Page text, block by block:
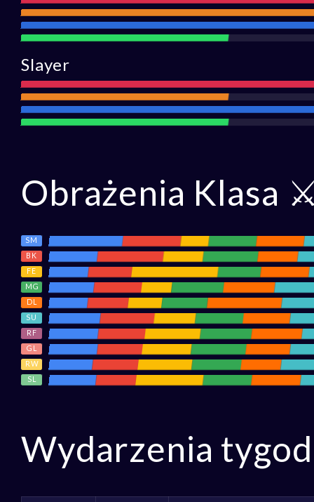
Atak
Zasięg
Obrona
Wsparcie
Slayer
Atak
Zasięg
Obrona
Wsparcie
Obrażenia Klasa
SM
BK
FE
MG
DL
SU
RF
GL
RW
SL
Wydarzenia